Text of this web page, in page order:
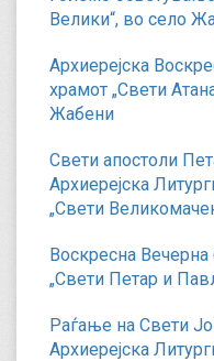
Велики“, во село
Архиерејска
храмот „Свети
Жабени
Свети апостоли
Архиерејска
„Свети
Воскресна
„Свети Петар и
Раѓање на Свети
Архиерејска